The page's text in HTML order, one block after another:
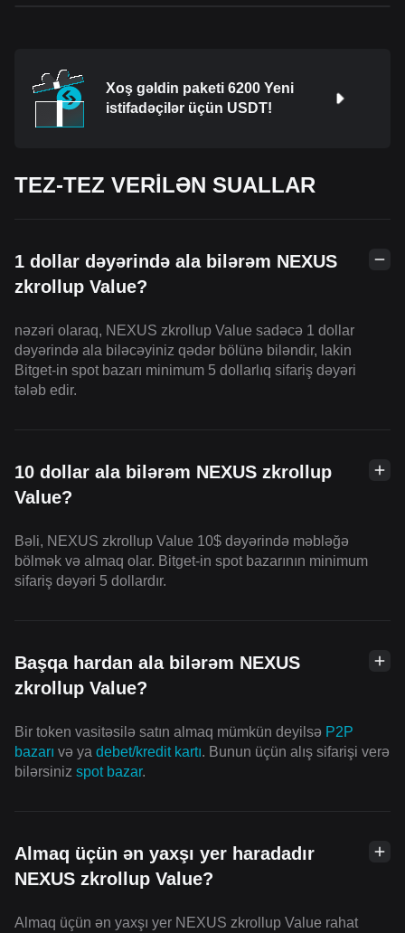
Xoş gəldin paketi 6200 Yeni
istifadəçilər üçün USDT!
TEZ-TEZ VERİLƏN SUALLAR
1 dollar dəyərində ala bilərəm NEXUS
zkrollup Value?
nəzəri olaraq, NEXUS zkrollup Value sadəcə 1 dollar
dəyərində ala biləcəyiniz qədər bölünə biləndir, lakin
Bitget-in spot bazarı minimum 5 dollarlıq sifariş dəyəri
tələb edir.
10 dollar ala bilərəm NEXUS zkrollup
Value?
Bəli, NEXUS zkrollup Value 10$ dəyərində məbləğə
bölmək və almaq olar. Bitget-in spot bazarının minimum
sifariş dəyəri 5 dollardır.
Başqa hardan ala bilərəm NEXUS
zkrollup Value?
Bir token vasitəsilə satın almaq mümkün deyilsə P2P
bazarı və ya debet/kredit kartı. Bunun üçün alış sifarişi verə
bilərsiniz spot bazar.
Almaq üçün ən yaxşı yer haradadır
NEXUS zkrollup Value?
Almaq üçün ən yaxşı yer NEXUS zkrollup Value rahat